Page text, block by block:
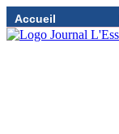
Accueil